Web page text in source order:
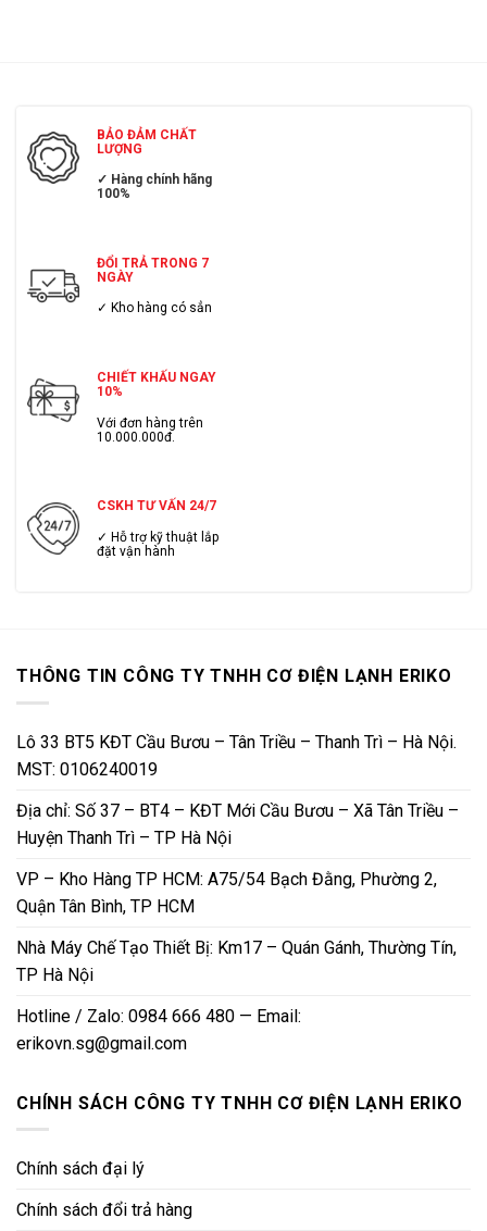
BẢO ĐẢM CHẤT
LƯỢNG
✓ Hàng chính hãng
100%
ĐỔI TRẢ TRONG 7
NGÀY
✓ Kho hàng có sẳn
CHIẾT KHẤU NGAY
10%
Với đơn hàng trên
10.000.000đ.
CSKH TƯ VẤN 24/7
✓ Hỗ trợ kỹ thuật lắp
đặt vận hành
THÔNG TIN CÔNG TY TNHH CƠ ĐIỆN LẠNH ERIKO
Lô 33 BT5 KĐT Cầu Bươu – Tân Triều – Thanh Trì – Hà Nội.
MST: 0106240019
Địa chỉ: Số 37 – BT4 – KĐT Mới Cầu Bươu – Xã Tân Triều –
Huyện Thanh Trì – TP Hà Nội
VP – Kho Hàng TP HCM: A75/54 Bạch Đằng, Phường 2,
Quận Tân Bình, TP HCM
Nhà Máy Chế Tạo Thiết Bị: Km17 – Quán Gánh, Thường Tín,
TP Hà Nội
Hotline / Zalo: 0984 666 480 — Email:
erikovn.sg@gmail.com
CHÍNH SÁCH CÔNG TY TNHH CƠ ĐIỆN LẠNH ERIKO
Chính sách đại lý
Chính sách đổi trả hàng